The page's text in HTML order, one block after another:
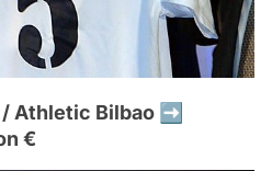
/ Athletic Bilbao ➡️
€